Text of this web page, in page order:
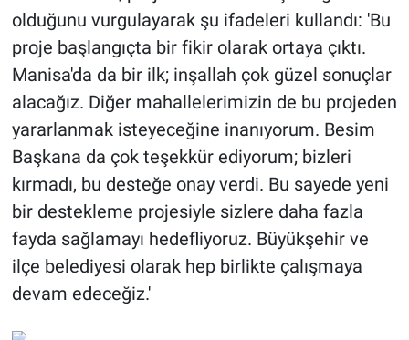
olduğunu vurgulayarak şu ifadeleri kullandı: 'Bu
proje başlangıçta bir fikir olarak ortaya çıktı.
Manisa'da da bir ilk; inşallah çok güzel sonuçlar
alacağız. Diğer mahallelerimizin de bu projeden
yararlanmak isteyeceğine inanıyorum. Besim
Başkana da çok teşekkür ediyorum; bizleri
kırmadı, bu desteğe onay verdi. Bu sayede yeni
bir destekleme projesiyle sizlere daha fazla
fayda sağlamayı hedefliyoruz. Büyükşehir ve
ilçe belediyesi olarak hep birlikte çalışmaya
devam edeceğiz.'